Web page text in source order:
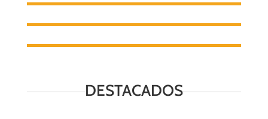
COCINAS
HERRAJES PUERTASACCESORIOS
TORNILLOS DESTACADOS